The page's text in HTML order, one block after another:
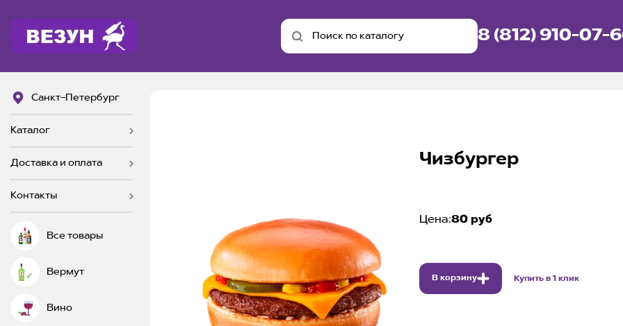
8 (812) 910-07-
Санкт-Петербург
Каталог
Доставка и оплата
Контакты
Все товары
Вермут
Вино
Чизбургер
Цена:80 руб
В корзину Купить в 1 клик